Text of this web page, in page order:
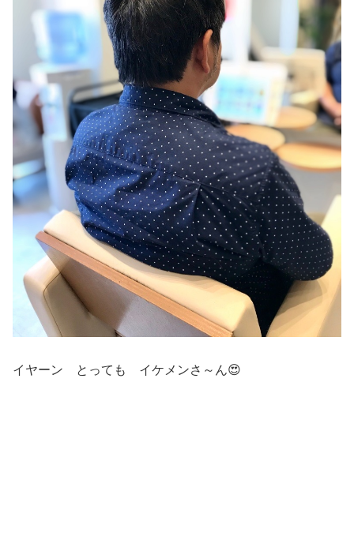
イヤーン とっても イケメンさ～ん😍